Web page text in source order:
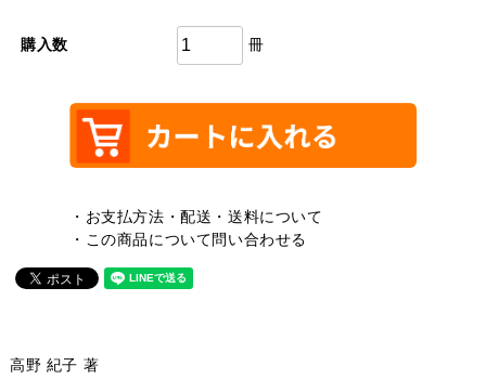
購入数 冊
・お支払方法・配送・送料について
・この商品について問い合わせる
高野 紀子 著